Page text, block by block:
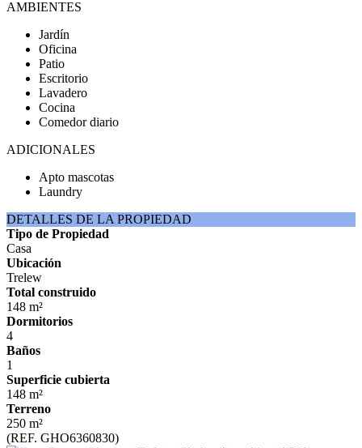
AMBIENTES
Jardín
Oficina
Patio
Escritorio
Lavadero
Cocina
Comedor diario
ADICIONALES
Apto mascotas
Laundry
DETALLES DE LA PROPIEDAD
Tipo de Propiedad
Casa
Ubicación
Trelew
Total construido
148 m²
Dormitorios
4
Baños
1
Superficie cubierta
148 m²
Terreno
250 m²
(REF. GHO6360830)